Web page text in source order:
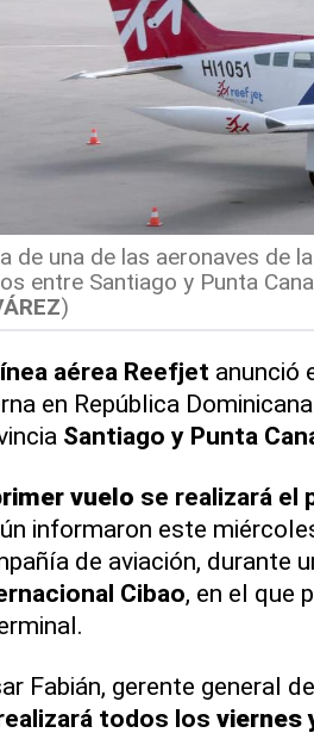
de una de las aeronaves de
entre Santiago y Punta
)
aérea Reefjet anunció
en República
Santiago y Punta
vuelo se realizará el
informaron este
de aviación, durante
Cibao, en el que
Fabián, gerente general de
todos los viernes